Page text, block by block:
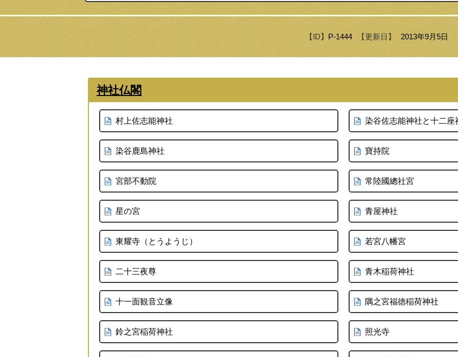
【ID】 P-1444 【更新日】 2013年9月5日
神社仏閣
村上佐志能神社 染谷佐志能神社と十二座
染谷鹿島神社 寶持院
宮部不動院 常陸國總社宮
星の宮 青屋神社
東耀寺（とうようじ） 若宮八幡宮
二十三夜尊 青木稲荷神社
十一面観音立像 隅之宮福徳稲荷神社
鈴之宮稲荷神社 照光寺